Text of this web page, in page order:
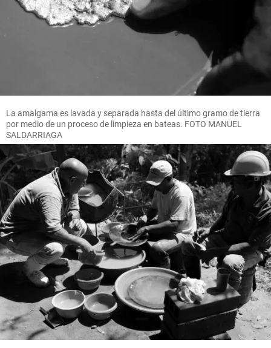
La amalgama es lavada y separada hasta del último gramo de tierra
por medio de un proceso de limpieza en bateas. FOTO MANUEL
SALDARRIAGA